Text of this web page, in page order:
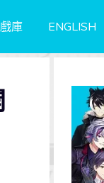
庫 ENGLISH